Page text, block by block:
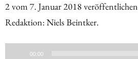
2 vom 7. Januar 2018
Redaktion: Niels Beintker.
00:00